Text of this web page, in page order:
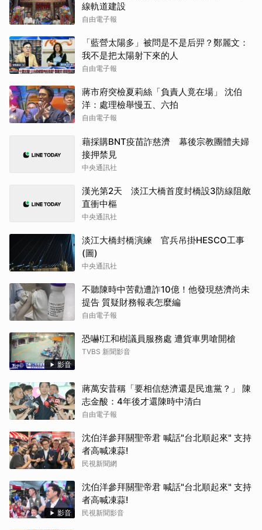
線軌道建設
自由電子報
「藍營太陽多」被問是不是后羿？鄭麗文：
我不是把太陽射下來的人
自由電子報
蔣市府突檢夏莉絲「負責人竟在場」 沈伯
洋：處理檢舉慢五、六拍
自由電子報
藉採購BNT疫苗詐慈濟 幕後宗教團體夫婦
接押禁見
中央通訊社
漢光第2天 淡江大橋首度封橋設3防線阻敵
直衝中樞
中央通訊社
淡江大橋封橋演練 官兵吊掛HESCO工事
(圖)
中央通訊社
不聽陳時中苦勸遭詐10億！他發現慈濟尚未
提告 質疑財務報表怎麼編
自由電子報
影音
恐嚇!江和樹議員服務處 遭貨車男嗆開槍
TVBS 新聞影音
蔣萬安昔稱「要相信慈濟還是民進黨？」 陳
志金酸：4年後才還陳時中清白
自由電子報
沈伯洋參拜關聖帝君 喊話"台北順起來" 支持
者高喊凍蒜!
民視新聞網
影音
沈伯洋參拜關聖帝君 喊話"台北順起來" 支持
者高喊凍蒜!
民視新聞影音